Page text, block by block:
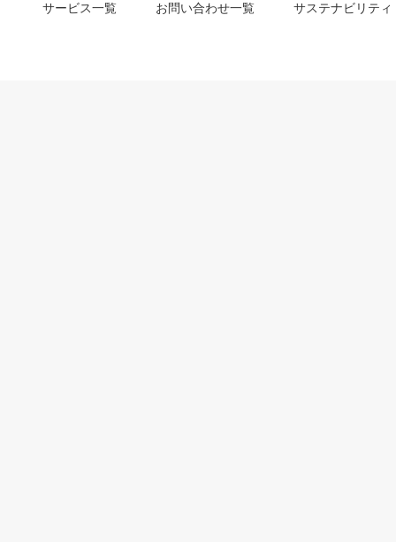
サービス一覧 お問い合わせ一覧 サステナビリティ